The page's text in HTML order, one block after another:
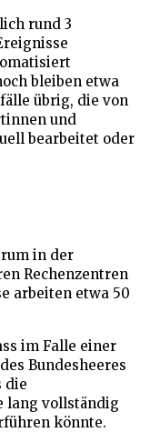
rund 3
bleiben etwa
übrig, die von
und
bearbeitet oder
in der
Rechenzentren
arbeiten etwa 50
im Falle einer
Bundesheeres
die
lang vollständig
könnte.